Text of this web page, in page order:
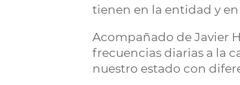
tienen en la entidad y
Acompañado de Javier
frecuencias diarias a la
nuestro estado con